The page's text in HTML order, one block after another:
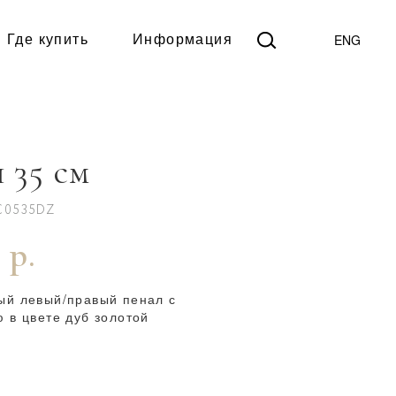
Где купить Информация ENG
см
р.
левый/правый пенал с
в цвете дуб золотой